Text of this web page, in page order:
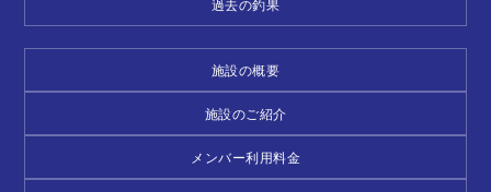
過去の釣果
施設の概要
施設のご紹介
メンバー利用料金